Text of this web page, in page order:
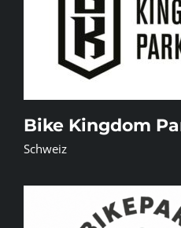
Bike Kingdom
Schweiz